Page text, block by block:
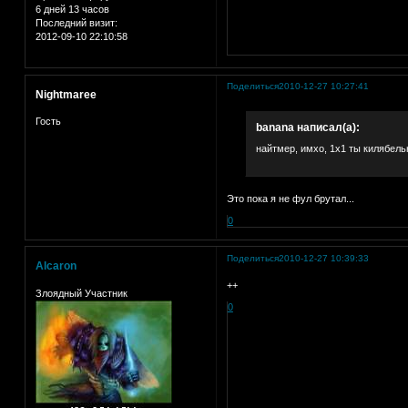
6 дней 13 часов
Последний визит:
2012-09-10 22:10:58
Поделиться2010-12-27 10:27:41
Nightmaree
Гость banana написал(а):
найтмер, имхо, 1х1 ты
Это пока я не фул брутал...
0
Поделиться2010-12-27 10:39:33
Alcaron
Злоядный Участник
++
0